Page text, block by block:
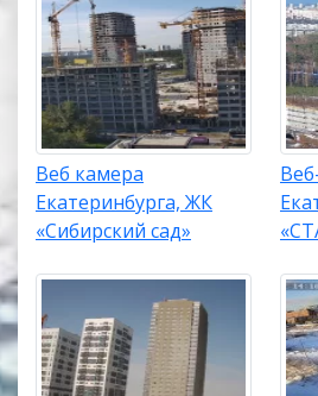
Веб камера
Екатеринбурга, ЖК
«Сибирский сад»